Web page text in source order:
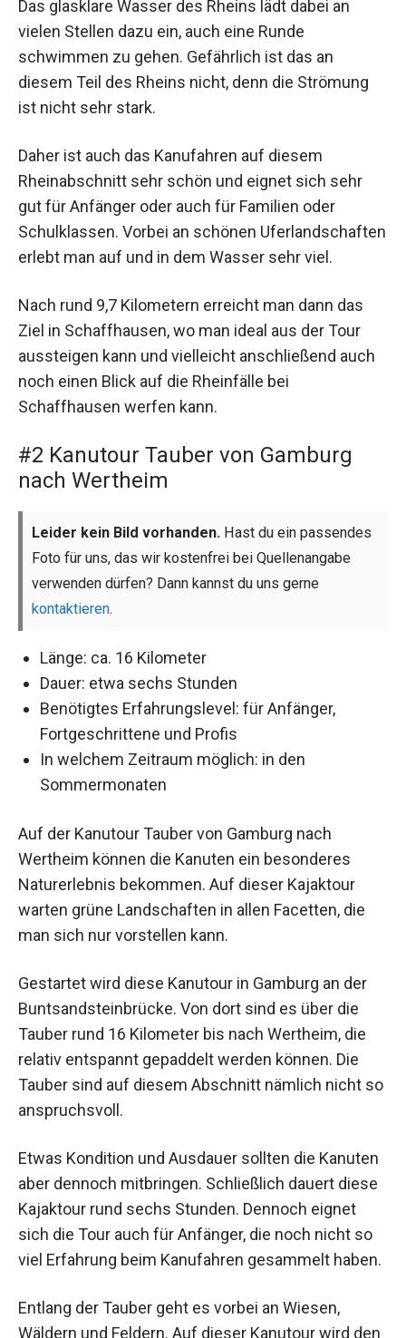
Das glasklare Wasser des Rheins lädt dabei an
vielen Stellen dazu ein, auch eine Runde
schwimmen zu gehen. Gefährlich ist das an
diesem Teil des Rheins nicht, denn die Strömung
ist nicht sehr stark.
Daher ist auch das Kanufahren auf diesem
Rheinabschnitt sehr schön und eignet sich sehr
gut für Anfänger oder auch für Familien oder
Schulklassen. Vorbei an schönen Uferlandschaften
erlebt man auf und in dem Wasser sehr viel.
Nach rund 9,7 Kilometern erreicht man dann das
Ziel in Schaffhausen, wo man ideal aus der Tour
aussteigen kann und vielleicht anschließend auch
noch einen Blick auf die Rheinfälle bei
Schaffhausen werfen kann.
#2 Kanutour Tauber von Gamburg
nach Wertheim
Leider kein Bild vorhanden. Hast du ein passendes
Foto für uns, das wir kostenfrei bei Quellenangabe
verwenden dürfen? Dann kannst du uns gerne
kontaktieren.
Länge: ca. 16 Kilometer
Dauer: etwa sechs Stunden
Benötigtes Erfahrungslevel: für Anfänger,
Fortgeschrittene und Profis
In welchem Zeitraum möglich: in den
Sommermonaten
Auf der Kanutour Tauber von Gamburg nach
Wertheim können die Kanuten ein besonderes
Naturerlebnis bekommen. Auf dieser Kajaktour
warten grüne Landschaften in allen Facetten, die
man sich nur vorstellen kann.
Gestartet wird diese Kanutour in Gamburg an der
Buntsandsteinbrücke. Von dort sind es über die
Tauber rund 16 Kilometer bis nach Wertheim, die
relativ entspannt gepaddelt werden können. Die
Tauber sind auf diesem Abschnitt nämlich nicht so
anspruchsvoll.
Etwas Kondition und Ausdauer sollten die Kanuten
aber dennoch mitbringen. Schließlich dauert diese
Kajaktour rund sechs Stunden. Dennoch eignet
sich die Tour auch für Anfänger, die noch nicht so
viel Erfahrung beim Kanufahren gesammelt haben.
Entlang der Tauber geht es vorbei an Wiesen,
Wäldern und Feldern. Auf dieser Kanutour wird den